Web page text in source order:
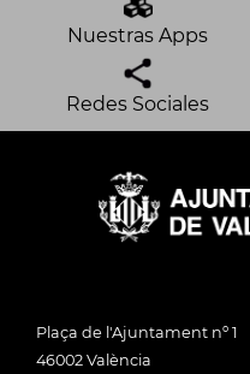
Nuestras Apps
Redes Sociales
Plaça de l'Ajuntament nº 1
46002 València